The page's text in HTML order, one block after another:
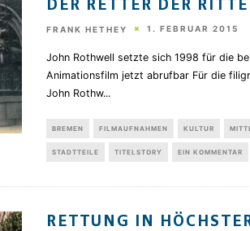
DER RETTER DER
FRANK HETHEY 1. FEBRUAR 2015
John Rothwell setzte sich 1998 für die
Animationsfilm jetzt abrufbar Für die
John Rothw...
BREMEN FILMAUFNAHMEN KULTUR
STADTTEILE TITELSTORY EIN KOMMENTAR
RETTUNG IN